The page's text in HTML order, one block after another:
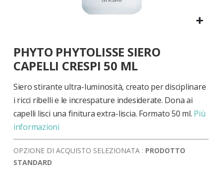
all'inizio
della
galleria
di
immagini
PHYTO PHYTOLISSE SIERO
CAPELLI CRESPI 50 ML
Siero stirante ultra-luminosità, creato per disciplinare
i ricci ribelli e le increspature indesiderate. Dona ai
capelli lisci una finitura extra-liscia. Formato 50 ml. Più
informazioni
OPZIONE DI ACQUISTO SELEZIONATA : PRODOTTO
STANDARD